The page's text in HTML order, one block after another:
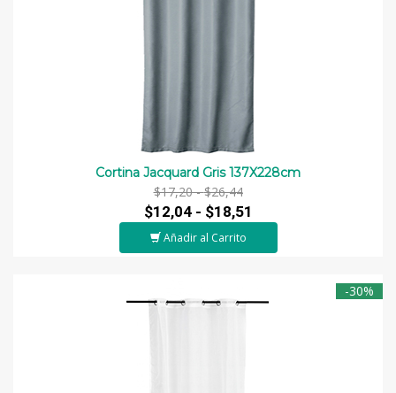
Cortina Jacquard Gris 137X228cm
$17,20 -$26,44
$12,04 - $18,51
Añadir al Carrito
-30%